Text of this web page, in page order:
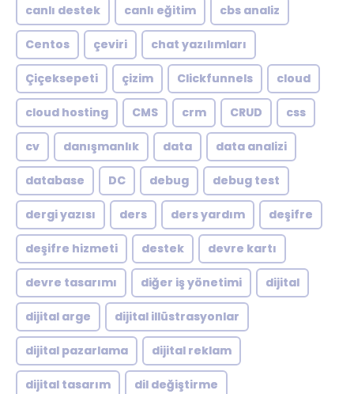
canlı destek canlı eğitim cbs analiz
Centos çeviri chat yazılımları
Çiçeksepeti çizim Clickfunnels cloud
cloud hosting CMS crm CRUD css
cv danışmanlık data data analizi
database DC debug debug test
dergi yazısı ders ders yardım deşifre
deşifre hizmeti destek devre kartı
devre tasarımı diğer iş yönetimi dijital
dijital arge dijital illüstrasyonlar
dijital pazarlama dijital reklam
dijital tasarım dil değiştirme